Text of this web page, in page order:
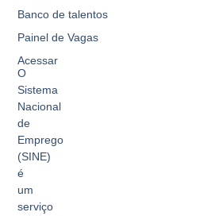
O
Sistema
Nacional
de
Emprego
(SINE)
é
um
serviço
Banco de talentos
Painel de Vagas
Acessar